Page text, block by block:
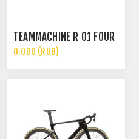
TEAMMACHINE R 01 FOUR
0.000 (RUB)